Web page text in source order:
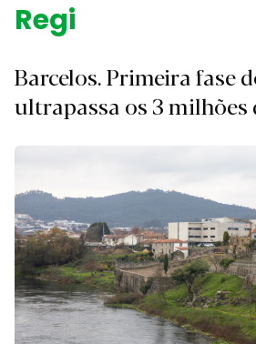
Região.
Barcelos. Primeira fase
ultrapassa os 3 milhões